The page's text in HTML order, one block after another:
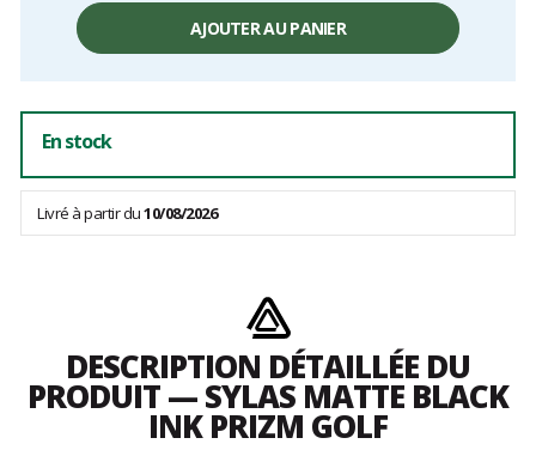
unitaire,
AJOUTER AU PANIER
En stock
Livré à partir du10/08/2026
DESCRIPTION DÉTAILLÉE DU
PRODUIT — SYLAS MATTE BLACK
INK PRIZM GOLF